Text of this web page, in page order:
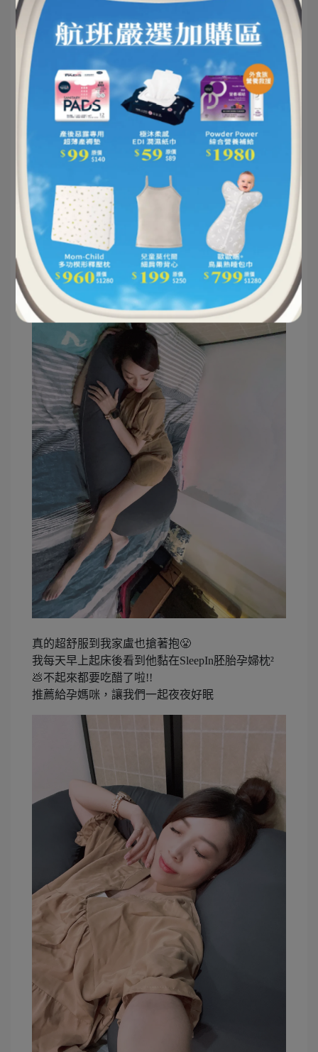
非常幸福可以活在有「SleepIn 胚胎孕婦枕²」的年
代🤣
擁有上面這些💯好眠特點👍
讓我們孕媽咪可以更輕鬆擁有完整的睡眠🛌
真的超舒服到我家盧也搶著抱😤
我每天早上起床後看到他黏在SleepIn胚胎孕婦枕²
💩不起來都要吃醋了啦!!
推薦給孕媽咪，讓我們一起夜夜好眠